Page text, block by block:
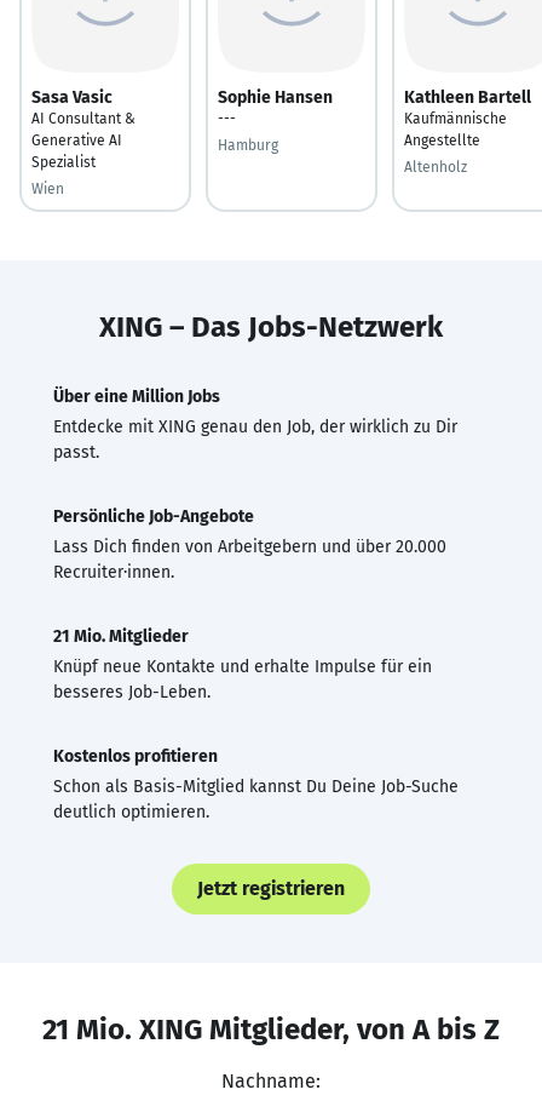
Sasa Vasic
AI Consultant &
Generative AI
Spezialist
Wien
Sophie Hansen
---
Hamburg
Kathleen Bartell
Kaufmännische
Angestellte
Altenholz
XING – Das Jobs-Netzwerk
Über eine Million Jobs
Entdecke mit XING genau den Job, der wirklich zu Dir
passt.
Persönliche Job-Angebote
Lass Dich finden von Arbeitgebern und über 20.000
Recruiter·innen.
21 Mio. Mitglieder
Knüpf neue Kontakte und erhalte Impulse für ein
besseres Job-Leben.
Kostenlos profitieren
Schon als Basis-Mitglied kannst Du Deine Job-Suche
deutlich optimieren.
Jetzt registrieren
21 Mio. XING Mitglieder, von A bis Z
Nachname: